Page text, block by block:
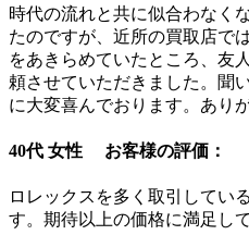
時代の流れと共に似合わなく
たのですが、近所の買取店で
をあきらめていたところ、友
頼させていただきました。聞
に大変喜んでおります。あり
40代 女性 お客様の評価：
ロレックスを多く取引してい
す。期待以上の価格に満足し